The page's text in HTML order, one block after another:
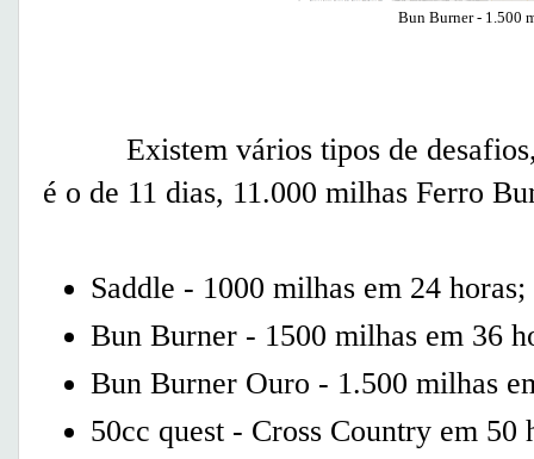
Bun Burner - 1.500
Existem vários tipos de desafios,
é o de 11 dias, 11.000 milhas Ferro
Saddle - 1000 milhas em 24 horas;
Bun Burner - 1500 milhas em 36
Bun Burner Ouro - 1.500 milhas
50cc quest - Cross Country em 50